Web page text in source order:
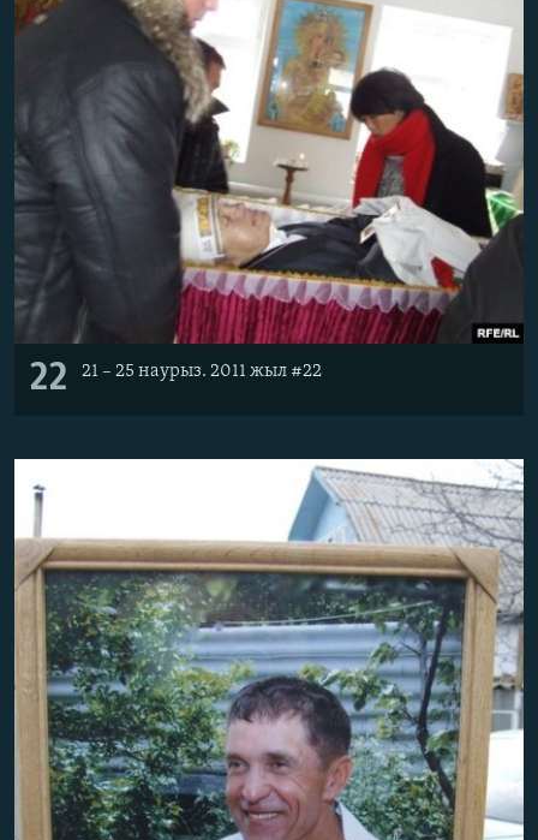
22 21 – 25 наурыз. 2011 жыл #22